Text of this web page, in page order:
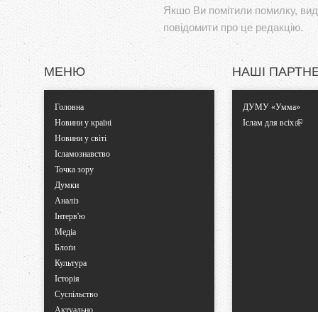
Якшо Ви помітили помилку,
повідомити про це редакцію.
МЕНЮ
Головна
Новини у країні
Новини у світі
Ісламознавство
Точка зору
Думки
Аналіз
Інтерв'ю
Медіа
Блоґи
Культура
Історія
Суспільство
Актуально
НАШІ
ДУМУ «Умма»
Іслам для всіх